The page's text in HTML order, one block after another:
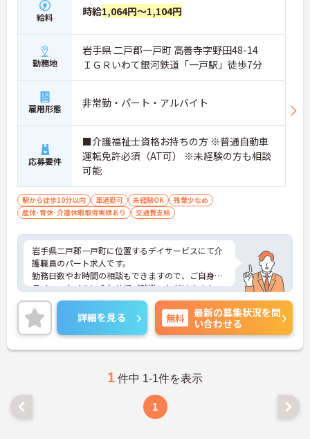
給料 時給1,064円～1,104円
勤務地
岩手県 二戸郡一戸町 高善寺字野田48-14
ＩＧＲいわて銀河鉄道「一戸駅」徒歩7分
雇用形態 非常勤・パート・アルバイト
応募要件
■介護福祉士資格お持ちの方 ※普通自動車
運転免許必須（AT可） ※未経験の方も相談
可能
駅から徒歩10分以内 車通勤可 未経験OK
残業少なめ
産休･育休･介護休暇取得実績あり
交通費支給
岩手県二戸郡一戸町に位置するデイサービスにて介
護職員のパート求人です。
勤務日数やお時間の相談もできますので、ご自身の
ライフスタイルに合わせてご就業いただけます！
ご興味のある方には、面接対策ポイントなど、さら
に詳細をお話しいたしますので、お気軽にご相談く
ださい。
詳細を見る 無料
最新の募集状況を問
い合わせる
1 件中 1-1件を表示
1